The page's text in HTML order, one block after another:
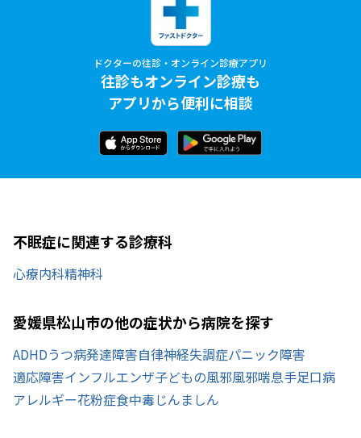
ドクターの往診・オンライン診療アプリ
往診もオンライン診療も
アプリから便利に相談
不眠症に関連する診療科
心療内科精神科
愛媛県松山市の他の症状から病院を探す
ADHDうつ病発達障害自律神経失調症パニック障害
適応障害インフルエンザ子どもの風邪風邪喘息手足口病
アレルギー花粉症食中毒じんましん